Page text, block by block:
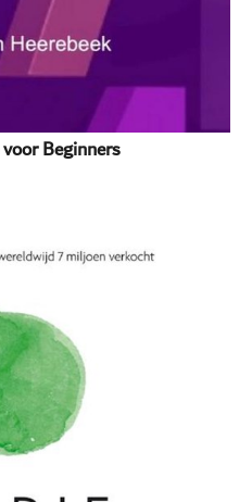
Beginners